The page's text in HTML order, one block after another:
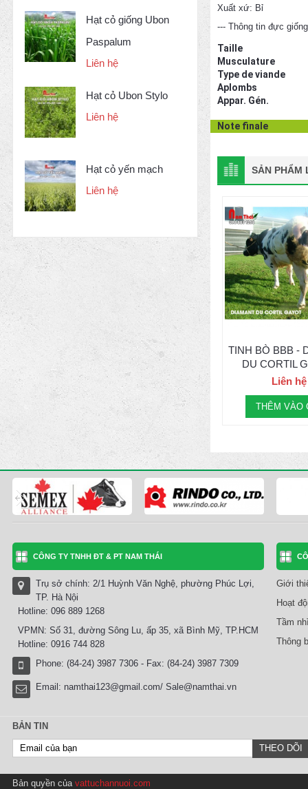
Hạt cỏ giống Ubon
Paspalum
Liên hệ
Hạt cỏ Ubon Stylo
Liên hệ
Hạt cỏ yến mạch
Liên hệ
Xuất xứ: Bỉ
--- Thông tin đực giống
Taille
Musculature
Type de viande
Aplombs
Appar. Gén.
Note finale
SẢN PHẨM
TINH BÒ BBB -
DU CORTIL
Liên hệ
THÊM VÀO
CÔNG TY TNHH ĐT & PT NAM THÁI
Trụ sở chính: 2/1 Huỳnh Văn Nghệ, phường Phúc Lợi,
TP. Hà Nội
Hotline: 096 889 1268
VPMN: Số 31, đường Sông Lu, ấp 35, xã Bình Mỹ, TP.HCM
Hotline: 0916 744 828
Phone: (84-24) 3987 7306 - Fax: (84-24) 3987 7309
Email: namthai123@gmail.com/ Sale@namthai.vn
Giới
Hoạt
Tầm
Thông
BẢN TIN
Bản quyền của vattuchannuoi.com